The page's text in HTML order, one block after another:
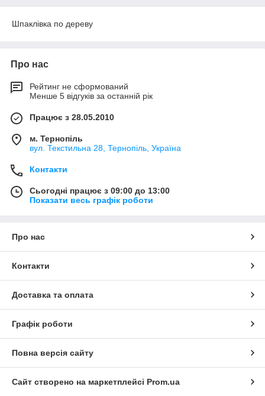
Шпаклівка по дереву
Про нас
Рейтинг не сформований
Менше 5 відгуків за останній рік
Працює з 28.05.2010
м. Тернопіль
вул. Текстильна 28, Тернопіль, Україна
Контакти
Сьогодні працює з 09:00 до 13:00
Показати весь графік роботи
Про нас
Контакти
Доставка та оплата
Графік роботи
Повна версія сайту
Сайт створено на маркетплейсі Prom.ua